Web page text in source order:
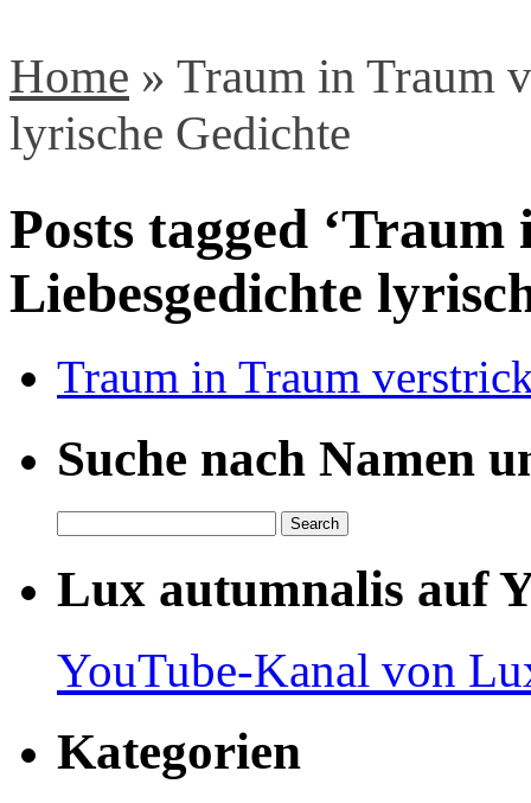
Home » Traum in Traum
lyrische Gedichte
Posts tagged
Liebesgedichte
Traum in Traum
Suche nach Namen
Lux autumnalis auf
YouTube-Kanal von
Kategorien